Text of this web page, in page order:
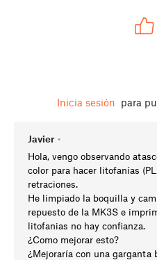
Inicia sesión para
Javier •
Hola, vengo observando
color para hacer litofanías
retraciones.
He limpiado la boquilla y
repuesto de la MK3S e
litofanias no hay confianza.
¿Como mejorar esto?
¿Mejoraría con una garganta